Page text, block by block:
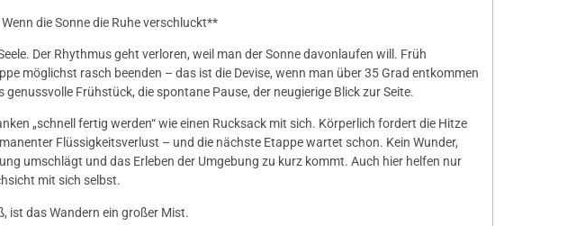
die Sonne die Ruhe verschluckt**
Der Rhythmus geht verloren, weil man der Sonne davonlaufen will. Früh
möglichst rasch beenden – das ist die Devise, wenn man über 35 Grad entkommen
Frühstück, die spontane Pause, der neugierige Blick zur Seite.
„schnell fertig werden“ wie einen Rucksack mit sich. Körperlich fordert die Hitze
Flüssigkeitsverlust – und die nächste Etappe wartet schon. Kein Wunder,
umschlägt und das Erleben der Umgebung zu kurz kommt. Auch hier helfen nur
mit sich selbst.
ist das Wandern ein großer Mist.